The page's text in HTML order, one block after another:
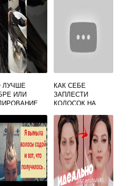
ЛУЧШЕ
ИЛИ
КАК СЕБЕ
ЗАПЛЕСТИ
КОЛОСОК НА
ВОЛОСЫ
ПОШАГОВО
САМОЙ